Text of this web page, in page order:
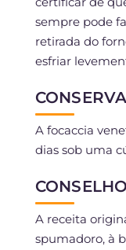
sempre pode
retirada do
esfriar
A focaccia
dias sob uma
CONSELHO
A receita
spumadoro, à